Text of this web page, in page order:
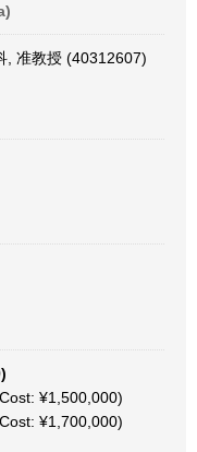
, 准教授 (40312607)
¥1,500,000)
¥1,700,000)